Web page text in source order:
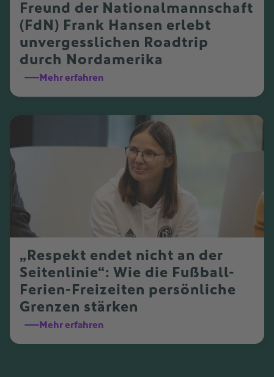
Freund der Nationalmannschaft
(FdN) Frank Hansen erlebt
unvergesslichen Roadtrip
durch Nordamerika
Mehr erfahren
„Respekt endet nicht an der
Seitenlinie“: Wie die Fußball-
Ferien-Freizeiten persönliche
Grenzen stärken
Mehr erfahren